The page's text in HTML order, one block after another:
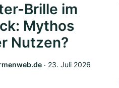
Brille im
Mythos
Nutzen?
‧ 23. Juli 2026